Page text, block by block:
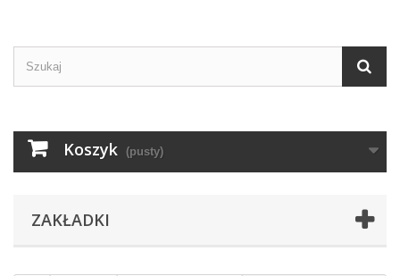
Koszyk (pusty)
ZAKŁADKI